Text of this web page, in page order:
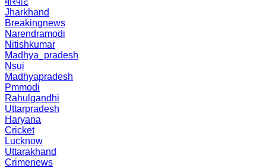
Jharkhand
Breakingnews
Narendramodi
Nitishkumar
Madhya_pradesh
Nsui
Madhyapradesh
Pmmodi
Rahulgandhi
Uttarpradesh
Haryana
Cricket
Lucknow
Uttarakhand
Crimenews